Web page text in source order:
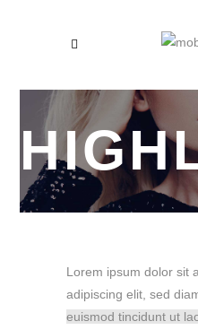
Lorem ipsum dolor sit
adipiscing elit, sed
euismod tincidunt ut